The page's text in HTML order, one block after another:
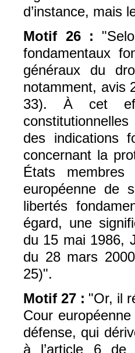
d’instance, mais
Motif 26 :
fondamentaux
généraux du
notamment, avis
33). À cet
des indications
concernant la
États
européenne de
libertés
égard, une
du 15 mai 1986,
du 28 mars
25)".
Motif 27 : "Or, il
Cour
défense, qui
à l’article 6 de